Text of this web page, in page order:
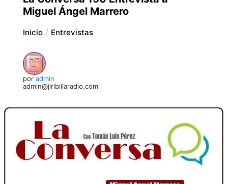
Miguel Ángel Marrero
Inicio Entrevistas
por admin
admin@jiribillaradio.com